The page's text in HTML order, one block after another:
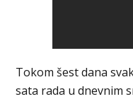
Tokom šest dana
sata rada u dnevnim